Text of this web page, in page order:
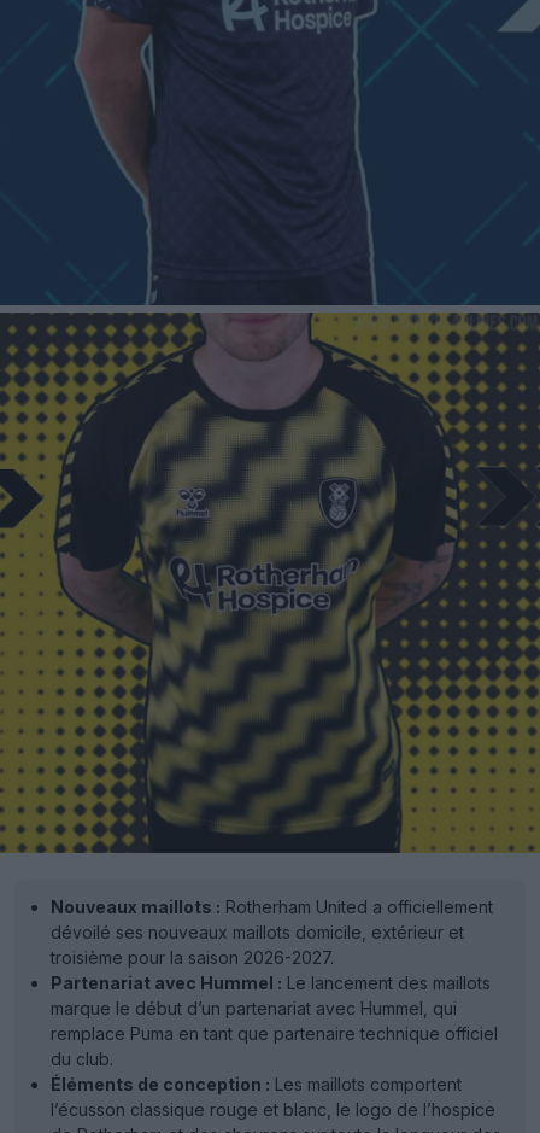
Nouveaux maillots : Rotherham United a officiellement
dévoilé ses nouveaux maillots domicile, extérieur et
troisième pour la saison 2026-2027.
Partenariat avec Hummel : Le lancement des maillots
marque le début d’un partenariat avec Hummel, qui
remplace Puma en tant que partenaire technique officiel
du club.
Éléments de conception : Les maillots comportent
l’écusson classique rouge et blanc, le logo de l’hospice